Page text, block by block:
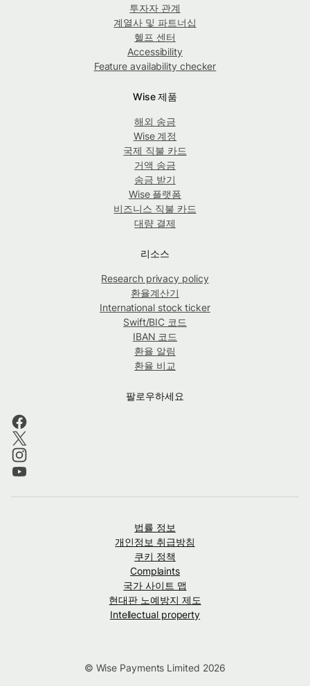
투자자 관계
계열사 및 파트너십
헬프 센터
Accessibility
Feature availability checker
Wise 제품
해외 송금
Wise 계정
국제 직불 카드
거액 송금
송금 받기
Wise 플랫폼
비즈니스 직불 카드
대량 결제
리소스
Research privacy policy
환율계산기
International stock ticker
Swift/BIC 코드
IBAN 코드
환율 알림
환율 비교
팔로우하세요
법률 정보
개인정보 취급방침
쿠키 정책
Complaints
국가 사이트 맵
현대판 노예방지 제도
Intellectual property
© Wise Payments Limited 2026